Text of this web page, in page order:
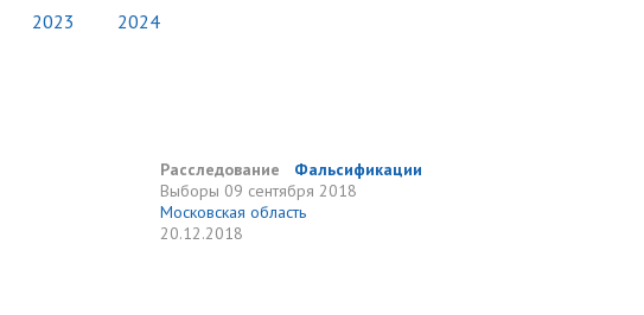
2023 2024
Расследование
Фальсификации
Выборы 09 сентября 2018
Московская область
20.12.2018